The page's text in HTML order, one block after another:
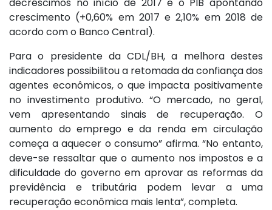
decréscimos no início de 2017 e o PIB apontando
crescimento (+0,60% em 2017 e 2,10% em 2018 de
acordo com o Banco Central).
Para o presidente da CDL/BH, a melhora destes
indicadores possibilitou a retomada da confiança dos
agentes econômicos, o que impacta positivamente
no investimento produtivo. “O mercado, no geral,
vem apresentando sinais de recuperação. O
aumento do emprego e da renda em circulação
começa a aquecer o consumo” afirma. “No entanto,
deve-se ressaltar que o aumento nos impostos e a
dificuldade do governo em aprovar as reformas da
previdência e tributária podem levar a uma
recuperação econômica mais lenta”, completa.